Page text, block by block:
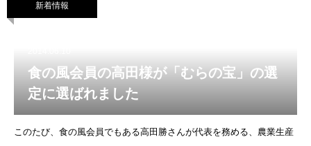
新着情報
食の風会員の高田様が「むらの宝」の選
定に選ばれました
このたび、食の風会員でもある高田勝さんが代表を務める、農業生産